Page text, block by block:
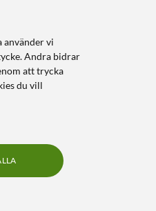
använder vi
Andra bidrar
att trycka
du vill